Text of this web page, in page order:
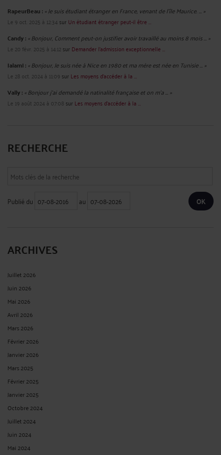
RapeurBeau :« Je suis étudiant étranger en France, venant de l'île Maurice. ... »
Le 9 oct. 2025 à 12:34 sur Un étudiant étranger peut-il être ...
Candy :« Bonjour, Comment peut-on justifier avoir travaillé au moins 8 mois ... »
Le 20 févr. 2025 à 14:12sur Demander l’admission exceptionnelle ...
Ialami :« Bonjour, Je suis née à Nice en 1980 et ma mère est née en Tunisie ... »
Le 28 oct. 2024 à 11:09 sur Les moyens d'accéder à la ...
Vally :« Bonjour j'ai demandé la natinalité française et on m'a ... »
Le 19 août 2024 à 07:08 sur Les moyens d'accéder à la ...
RECHERCHE
Publié du au
ARCHIVES
Juillet 2026
Juin 2026
Mai 2026
Avril 2026
Mars 2026
Février 2026
Janvier 2026
Mars 2025
Février 2025
Janvier 2025
Octobre 2024
Juillet 2024
Juin 2024
Mai 2024